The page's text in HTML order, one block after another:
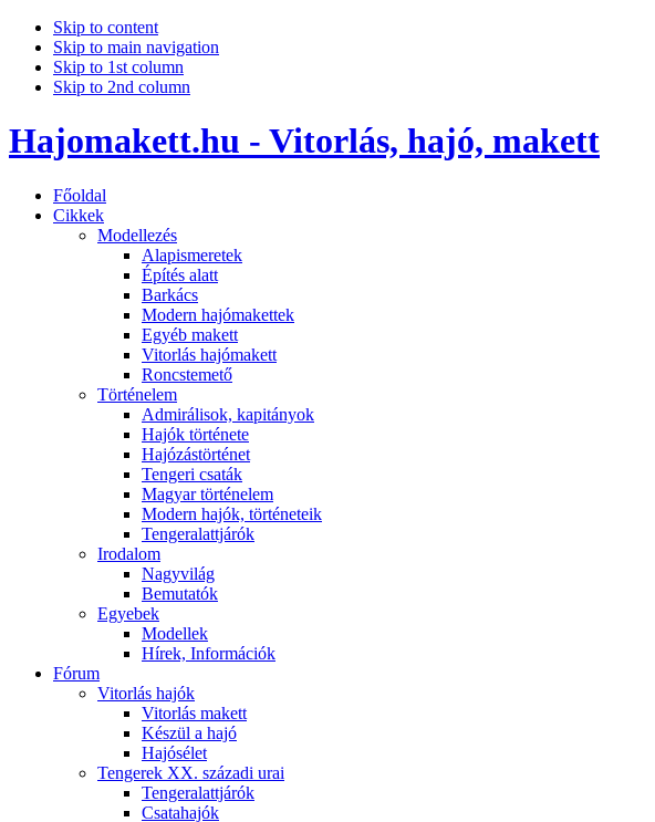
Skip to content
Skip to main navigation
Skip to 1st column
Skip to 2nd column
Hajomakett.hu - Vitorlás, hajó, makett
Főoldal
Cikkek
Modellezés
Alapismeretek
Építés alatt
Barkács
Modern hajómakettek
Egyéb makett
Vitorlás hajómakett
Roncstemető
Történelem
Admirálisok, kapitányok
Hajók története
Hajózástörténet
Tengeri csaták
Magyar történelem
Modern hajók, történeteik
Tengeralattjárók
Irodalom
Nagyvilág
Bemutatók
Egyebek
Modellek
Hírek, Információk
Fórum
Vitorlás hajók
Vitorlás makett
Készül a hajó
Hajósélet
Tengerek XX. századi urai
Tengeralattjárók
Csatahajók